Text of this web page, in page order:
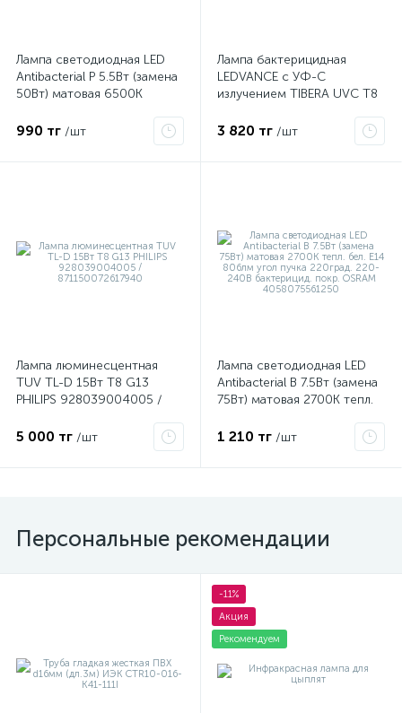
Лампа светодиодная LED
Antibacterial P 5.5Вт (замена
50Вт) матовая 6500К
пучка 200град. 220-240В
бактерицид. покр. OSRAM
990 тг /шт
Лампа бактерицидная
LEDVANCE с УФ-С
излучением TIBERA UVC T8
3 820 тг /шт
Лампа люминесцентная
TUV TL-D 15Вт T8 G13
PHILIPS 928039004005 /
5 000 тг /шт
Лампа светодиодная LED
Antibacterial B 7.5Вт (замена
75Вт) матовая 2700К тепл.
220град. 220-240В
бактерицид. покр. OSRAM
1 210 тг /шт
Персональные рекомендации
-11%
Акция
Рекомендуем